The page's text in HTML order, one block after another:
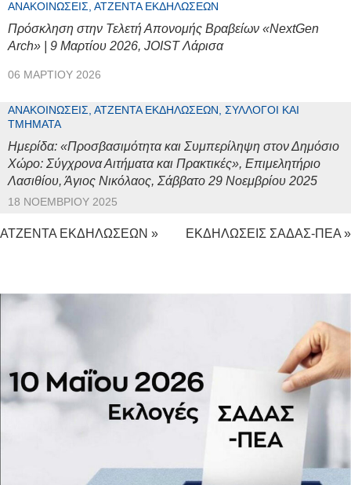
ΑΝΑΚΟΙΝΏΣΕΙΣ, ΑΤΖΈΝΤΑ ΕΚΔΗΛΏΣΕΩΝ
Πρόσκληση στην Τελετή Απονομής Βραβείων «NextGen
Arch» | 9 Μαρτίου 2026, JOIST Λάρισα
06 ΜΑΡΤΊΟΥ 2026
ΑΝΑΚΟΙΝΏΣΕΙΣ, ΑΤΖΈΝΤΑ ΕΚΔΗΛΏΣΕΩΝ, ΣΎΛΛΟΓΟΙ ΚΑΙ
ΤΜΉΜΑΤΑ
Ημερίδα: «Προσβασιμότητα και Συμπερίληψη στον Δημόσιο
Χώρο: Σύγχρονα Αιτήματα και Πρακτικές», Επιμελητήριο
Λασιθίου, Άγιος Νικόλαος, Σάββατο 29 Νοεμβρίου 2025
18 ΝΟΕΜΒΡΊΟΥ 2025
ΑΤΖΕΝΤΑ ΕΚΔΗΛΩΣΕΩΝ » ΕΚΔΗΛΩΣΕΙΣ ΣΑΔΑΣ-ΠΕΑ »